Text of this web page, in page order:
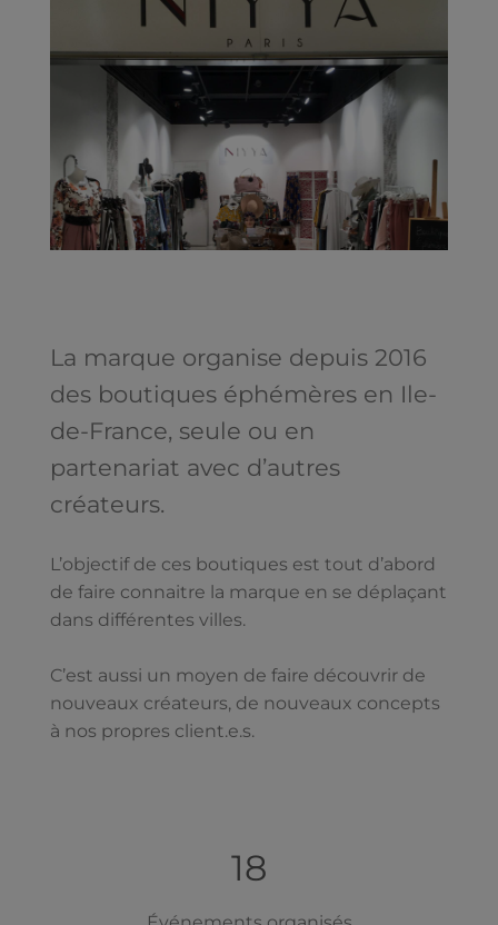
La marque organise depuis 2016
des boutiques éphémères en Ile-
de-France, seule ou en
partenariat avec d’autres
créateurs.
L’objectif de ces boutiques est tout d’abord
de faire connaitre la marque en se déplaçant
dans différentes villes.
C’est aussi un moyen de faire découvrir de
nouveaux créateurs, de nouveaux concepts
à nos propres client.e.s.
18